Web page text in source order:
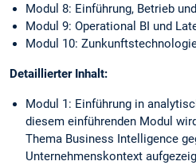
Modul 8: Einführung, Betrieb
Modul 9: Operational BI und
Modul 10:
Detaillierter Inhalt:
Modul 1: Einführung in
diesem einführenden Modul
Thema Business Intelligence
Unternehmenskontext